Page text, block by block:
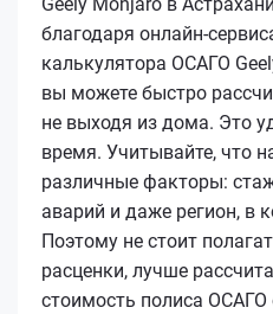
благодаря онлайн-
калькулятора ОСАГО
вы можете быстро
не выходя из дома. Это
время. Учитывайте, что
различные факторы:
аварий и даже регион, в
Поэтому не стоит
расценки, лучше
стоимость полиса ОСАГО